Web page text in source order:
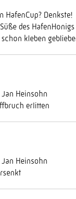
HafenCup? Denkste!
des
kleben
Heinsohn
erlitten
Heinsohn